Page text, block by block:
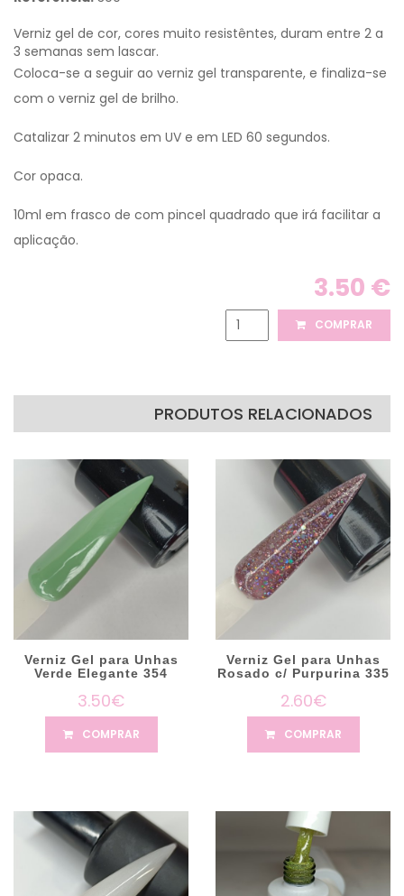
Verniz gel de cor, cores muito resistêntes, duram entre 2 a
3 semanas sem lascar.
Coloca-se a seguir ao verniz gel transparente, e finaliza-se
com o verniz gel de brilho.
Catalizar 2 minutos em UV e em LED 60 segundos.
Cor opaca.
10ml em frasco de com pincel quadrado que irá facilitar a
aplicação.
3.50 €
COMPRAR
PRODUTOS RELACIONADOS
Verniz Gel para Unhas
Verde Elegante 354
3.50€
COMPRAR
Verniz Gel para Unhas
Rosado c/ Purpurina 335
2.60€
COMPRAR